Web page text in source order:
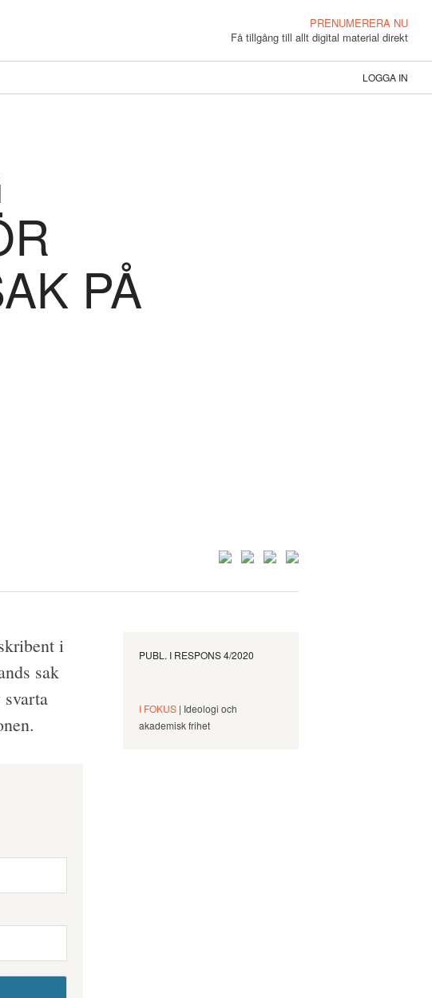
PRENUMERERA NU
Få tillgång till allt digital material direkt
LOGGA IN
PÅ
i
sak
PUBL. I RESPONS 4/2020
I FOKUS | Ideologi och
akademisk frihet